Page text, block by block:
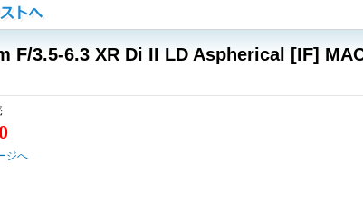
F/3.5-6.3 XR Di II LD Aspherical [IF]
ジへ